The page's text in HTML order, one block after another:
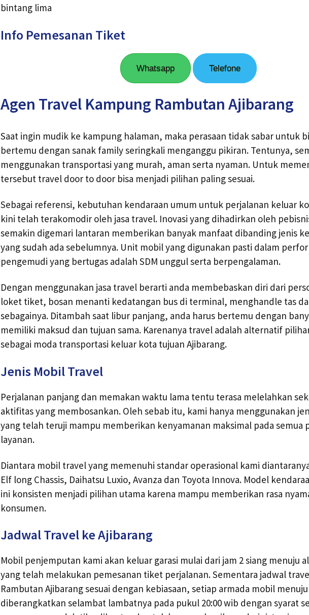
bintang lima
Info Pemesanan Tiket
Whatsapp Telefone
Agen Travel Kampung Rambutan Ajibarang
Saat ingin mudik ke kampung halaman, maka perasaan tidak sabar untuk
bertemu dengan sanak family seringkali menganggu pikiran. Tentunya,
menggunakan transportasi yang murah, aman serta nyaman. Untuk
tersebut travel door to door bisa menjadi pilihan paling sesuai.
Sebagai referensi, kebutuhan kendaraan umum untuk perjalanan keluar
kini telah terakomodir oleh jasa travel. Inovasi yang dihadirkan oleh
semakin digemari lantaran memberikan banyak manfaat dibanding jenis
yang sudah ada sebelumnya. Unit mobil yang digunakan pasti dalam
pengemudi yang bertugas adalah SDM unggul serta berpengalaman.
Dengan menggunakan jasa travel berarti anda membebaskan diri dari
loket tiket, bosan menanti kedatangan bus di terminal, menghandle tas
sebagainya. Ditambah saat libur panjang, anda harus bertemu dengan
memiliki maksud dan tujuan sama. Karenanya travel adalah alternatif
sebagai moda transportasi keluar kota tujuan Ajibarang.
Jenis Mobil Travel
Perjalanan panjang dan memakan waktu lama tentu terasa melelahkan
aktifitas yang membosankan. Oleh sebab itu, kami hanya menggunakan
yang telah teruji mampu memberikan kenyamanan maksimal pada semua
layanan.
Diantara mobil travel yang memenuhi standar operasional kami
Elf long Chassis, Daihatsu Luxio, Avanza dan Toyota Innova. Model
ini konsisten menjadi pilihan utama karena mampu memberikan rasa
konsumen.
Jadwal Travel ke Ajibarang
Mobil penjemputan kami akan keluar garasi mulai dari jam 2 siang menuju
yang telah melakukan pemesanan tiket perjalanan. Sementara jadwal
Rambutan Ajibarang sesuai dengan kebiasaan, setiap armada mobil
diberangkatkan selambat lambatnya pada pukul 20:00 wib dengan syarat